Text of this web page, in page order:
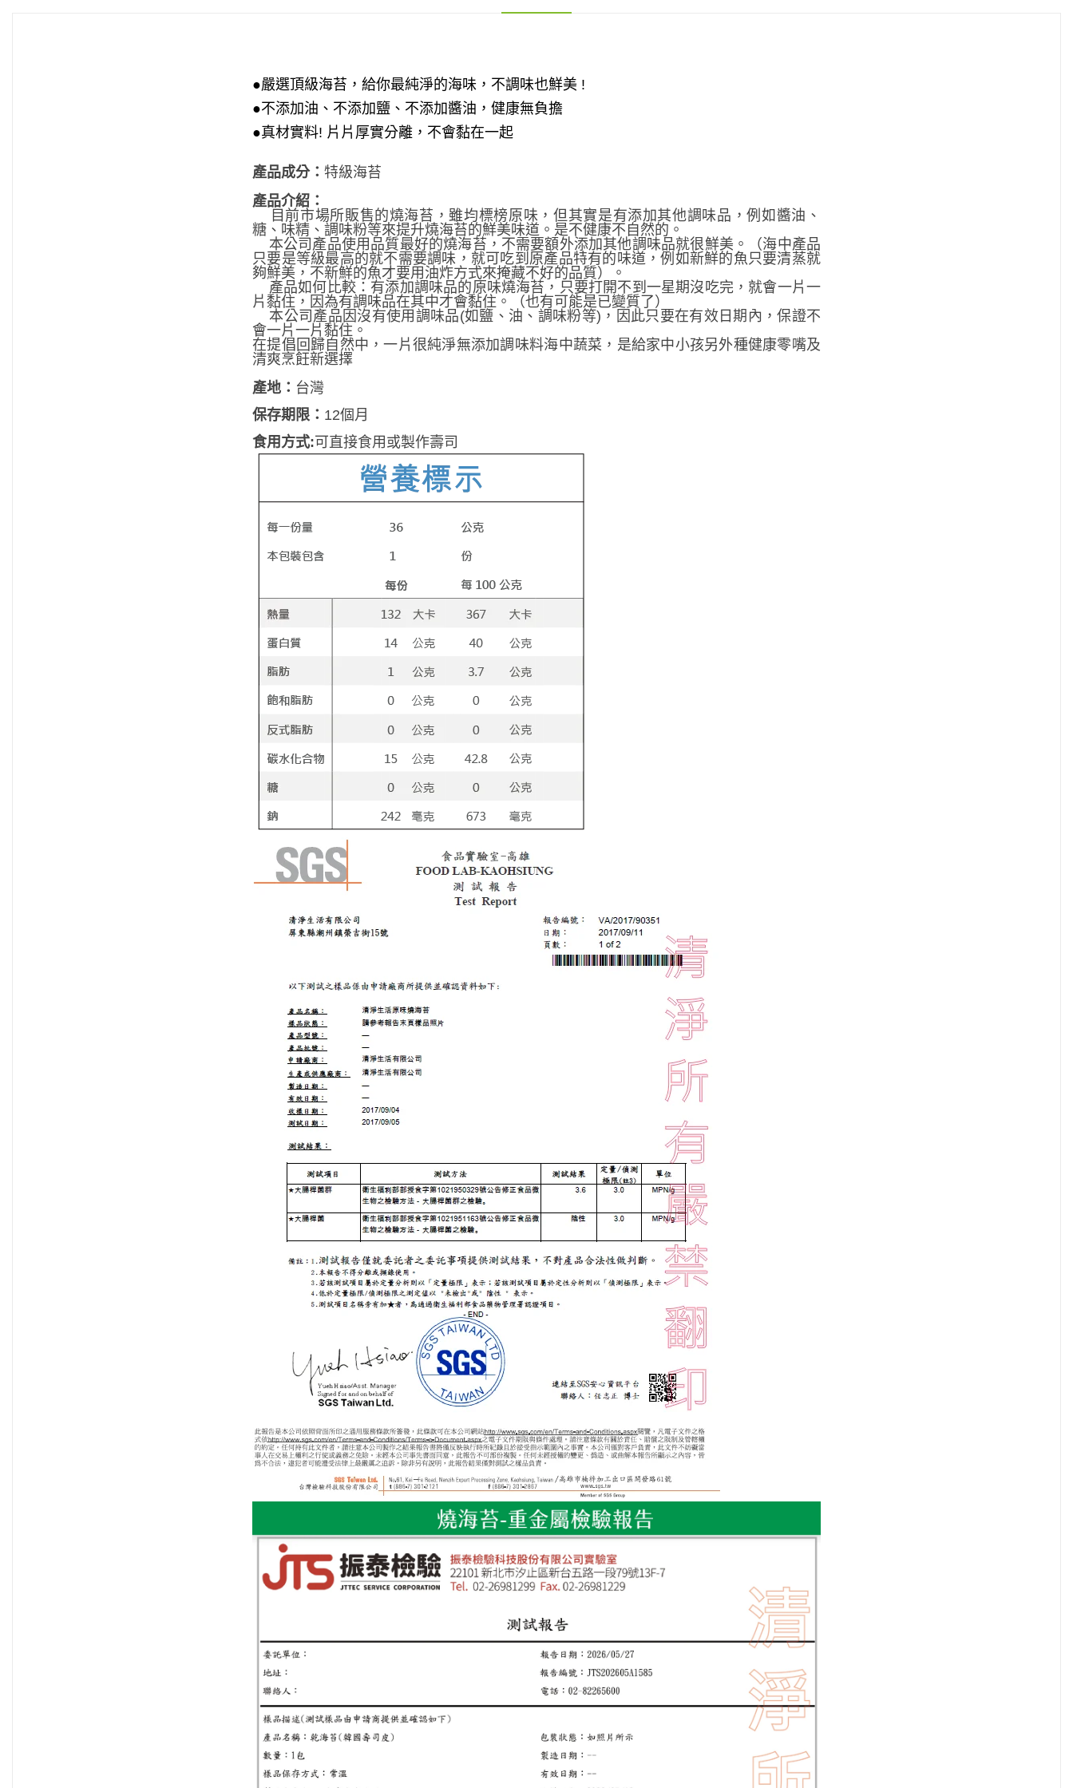
●嚴選頂級海苔，給你最純淨的海味，不調味也鮮美 !
●不添加油、不添加鹽、不添加醬油，健康無負擔
●真材實料! 片片 厚實分離，不會黏在一起
產品成分： 特級海苔
產品介紹：
目前市場所販售的燒海苔，雖均標榜原味，但其實是有添加其他調味品，例如醬油、
糖、味精、調味粉等來提升燒海苔的鮮美味道。是不健康不自然的。
本公司產品使用品質最好的燒海苔，不需要額外添加其他調味品就很鮮美。（海中產品
只要是等級最高的就不需要調味，就可吃到原產品特有的味道，例如新鮮的魚只要清蒸就
夠鮮美，不新鮮的魚才要用油炸方式來掩藏不好的品質）。
產品如何比較：有添加調味品的原味燒海苔，只要打開不到一星期沒吃完，就會一片一
片黏住，因為有調味品在其中才會黏住。（也有可能是已變質了）
本公司產品因沒有使用調味品(如鹽、油、調味粉等)，因此只要在有效日期內，保證不
會一片一片黏住。
在提倡回歸自然中，一片很純淨無添加調味料海中蔬菜，是給家中小孩另外種健康零嘴及
清爽烹飪新選擇
產地： 台灣
保存期限： 12個月
食用方式:可直接食用或製作壽司